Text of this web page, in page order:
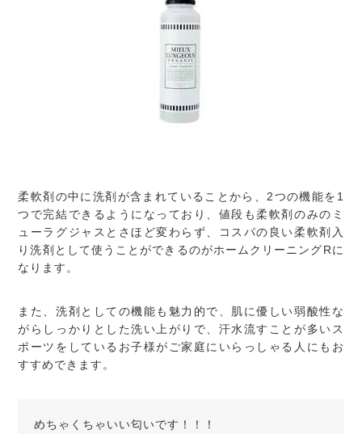
柔軟剤の中に洗剤が含まれていることから、2つの機能を1
つで完結できるようになっており、値段も柔軟剤のみのミ
ューラグジャスとさほど変わらず、コスパの良い柔軟剤入
り洗剤として使うことができるのがホームクリーニングRに
なります。
また、洗剤としての機能も魅力的で、肌に優しい弱酸性な
がらしっかりとした洗い上がりで、汗水流すことが多いス
ポーツをしているお子様がご家庭にいらっしゃる人にもお
すすめできます。
めちゃくちゃいい匂いです！！！